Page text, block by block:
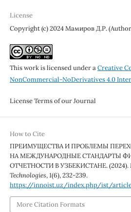
License
Copyright (c) 2024 Мамиров Д.Р.
This work is licensed under aCreative
NonCommercial-NoDerivatives 4.0
License Terms of our Journal
How to Cite
ПРЕИМУЩЕСТВА И ПРОБЛЕМЫ
НА МЕЖДУНАРОДНЫЕ СТАНДАРТЫ
ОТЧЕТНОСТИ В УЗБЕКИСТАНЕ. (2024).
Technologies,1(6), 232-239.
https://innoist.uz/index.php/ist/
More Citation Formats